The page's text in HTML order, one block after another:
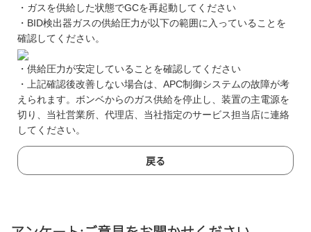
・ガスを供給した状態でGCを再起動してください
・BID検出器ガスの供給圧力が以下の範囲に入っていることを
確認してください。
・供給圧力が安定していることを確認してください
・上記確認後改善しない場合は、APC制御システムの故障が考
えられます。ボンベからのガス供給を停止し、装置の主電源を
切り、当社営業所、代理店、当社指定のサービス担当店に連絡
してください。
戻る